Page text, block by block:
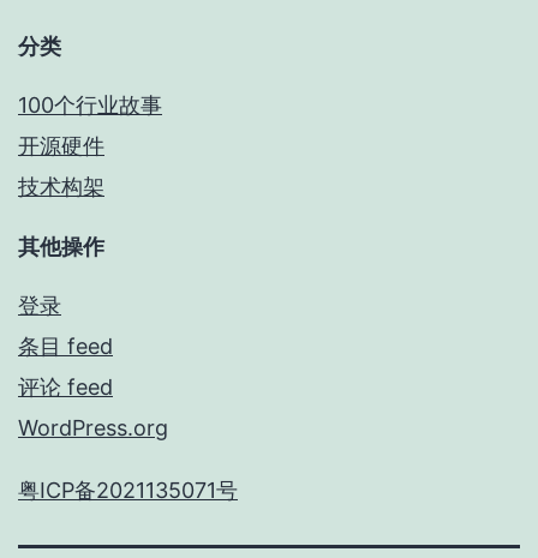
分类
100个行业故事
开源硬件
技术构架
其他操作
登录
条目 feed
评论 feed
WordPress.org
粤ICP备2021135071号